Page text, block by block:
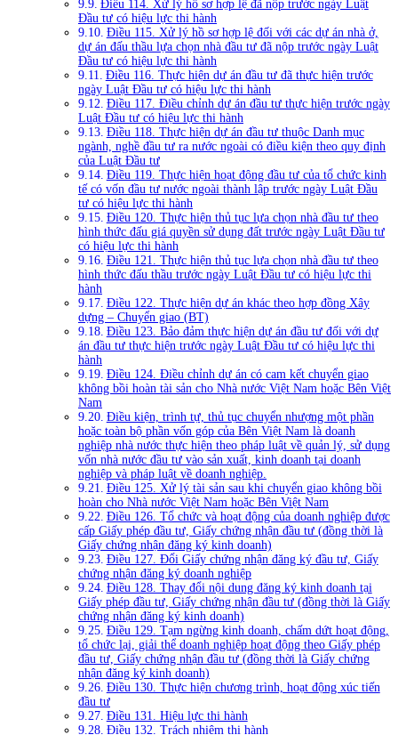
Điều 114. Xử lý hồ sơ hợp lệ đã nộp trước ngày Luật
Đầu tư có hiệu lực thi hành
Điều 115. Xử lý hồ sơ hợp lệ đối với các dự án nhà ở,
dự án đấu thầu lựa chọn nhà đầu tư đã nộp trước ngày Luật
Đầu tư có hiệu lực thi hành
Điều 116. Thực hiện dự án đầu tư đã thực hiện trước
ngày Luật Đầu tư có hiệu lực thi hành
Điều 117. Điều chỉnh dự án đầu tư thực hiện trước ngày
Luật Đầu tư có hiệu lực thi hành
Điều 118. Thực hiện dự án đầu tư thuộc Danh mục
ngành, nghề đầu tư ra nước ngoài có điều kiện theo quy định
của Luật Đầu tư
Điều 119. Thực hiện hoạt động đầu tư của tổ chức kinh
tế có vốn đầu tư nước ngoài thành lập trước ngày Luật Đầu
tư có hiệu lực thi hành
Điều 120. Thực hiện thủ tục lựa chọn nhà đầu tư theo
hình thức đấu giá quyền sử dụng đất trước ngày Luật Đầu tư
có hiệu lực thi hành
Điều 121. Thực hiện thủ tục lựa chọn nhà đầu tư theo
hình thức đấu thầu trước ngày Luật Đầu tư có hiệu lực thi
hành
Điều 122. Thực hiện dự án khác theo hợp đồng Xây
dựng – Chuyển giao (BT)
Điều 123. Bảo đảm thực hiện dự án đầu tư đối với dự
án đầu tư thực hiện trước ngày Luật Đầu tư có hiệu lực thi
hành
Điều 124. Điều chỉnh dự án có cam kết chuyển giao
không bồi hoàn tài sản cho Nhà nước Việt Nam hoặc Bên Việt
Nam
Điều kiện, trình tự, thủ tục chuyển nhượng một phần
hoặc toàn bộ phần vốn góp của Bên Việt Nam là doanh
nghiệp nhà nước thực hiện theo pháp luật về quản lý, sử dụng
vốn nhà nước đầu tư vào sản xuất, kinh doanh tại doanh
nghiệp và pháp luật về doanh nghiệp.
Điều 125. Xử lý tài sản sau khi chuyển giao không bồi
hoàn cho Nhà nước Việt Nam hoặc Bên Việt Nam
Điều 126. Tổ chức và hoạt động của doanh nghiệp được
cấp Giấy phép đầu tư, Giấy chứng nhận đầu tư (đồng thời là
Giấy chứng nhận đăng ký kinh doanh)
Điều 127. Đổi Giấy chứng nhận đăng ký đầu tư, Giấy
chứng nhận đăng ký doanh nghiệp
Điều 128. Thay đổi nội dung đăng ký kinh doanh tại
Giấy phép đầu tư, Giấy chứng nhận đầu tư (đồng thời là Giấy
chứng nhận đăng ký kinh doanh)
Điều 129. Tạm ngừng kinh doanh, chấm dứt hoạt động,
tổ chức lại, giải thể doanh nghiệp hoạt động theo Giấy phép
đầu tư, Giấy chứng nhận đầu tư (đồng thời là Giấy chứng
nhận đăng ký kinh doanh)
Điều 130. Thực hiện chương trình, hoạt động xúc tiến
đầu tư
Điều 131. Hiệu lực thi hành
Điều 132. Trách nhiệm thi hành